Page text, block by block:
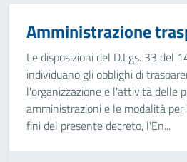
Amministrazione
Le disposizioni del D.Lgs. 33 del
individuano gli obblighi di
l'organizzazione e l'attività delle
amministrazioni e le modalità per
fini del presente decreto, l'En...